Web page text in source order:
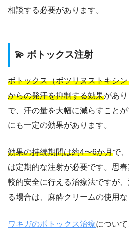
相談する必要があります。
💫 ボトックス注射
ボトックス（ボツリヌストキシ
からの発汗を抑制する効果があ
で、汗の量を大幅に減らすこと
にも一定の効果があります。
効果の持続期間は約4〜6か月で
は定期的な注射が必要です。思
較的安全に行える治療法ですが
る場合は、麻酔クリームの使用な
ワキガのボトックス治療につい